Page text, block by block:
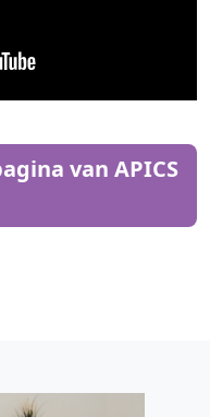
van APICS